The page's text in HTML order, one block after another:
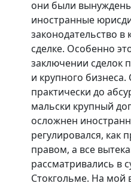
они были
иностранные
законодательство
сделке. Особенно
заключении сделок
и крупного
практически до
мальски крупный
осложнен
регулировался, как
правом, а все
рассматривались в
Стокгольме. На мой